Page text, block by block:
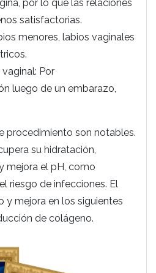
por lo que las relaciones
satisfactorias.
menores, labios vaginales
Por
luego de un embarazo,
procedimiento son notables.
su hidratación,
mejora el pH, como
riesgo de infecciones. El
y mejora en los siguientes
de colágeno.